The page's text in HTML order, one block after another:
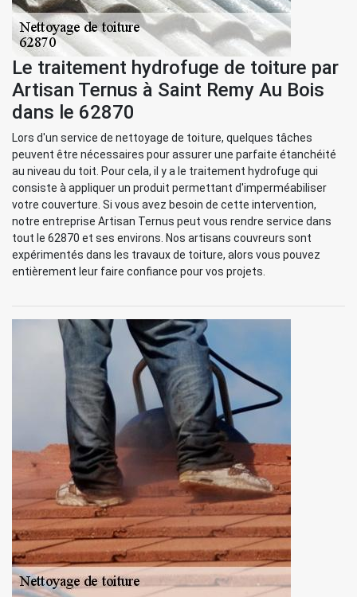
Le traitement hydrofuge de toiture par
Artisan Ternus à Saint Remy Au Bois
dans le 62870
Lors d'un service de nettoyage de toiture, quelques tâches
peuvent être nécessaires pour assurer une parfaite étanchéité
au niveau du toit. Pour cela, il y a le traitement hydrofuge qui
consiste à appliquer un produit permettant d'imperméabiliser
votre couverture. Si vous avez besoin de cette intervention,
notre entreprise Artisan Ternus peut vous rendre service dans
tout le 62870 et ses environs. Nos artisans couvreurs sont
expérimentés dans les travaux de toiture, alors vous pouvez
entièrement leur faire confiance pour vos projets.